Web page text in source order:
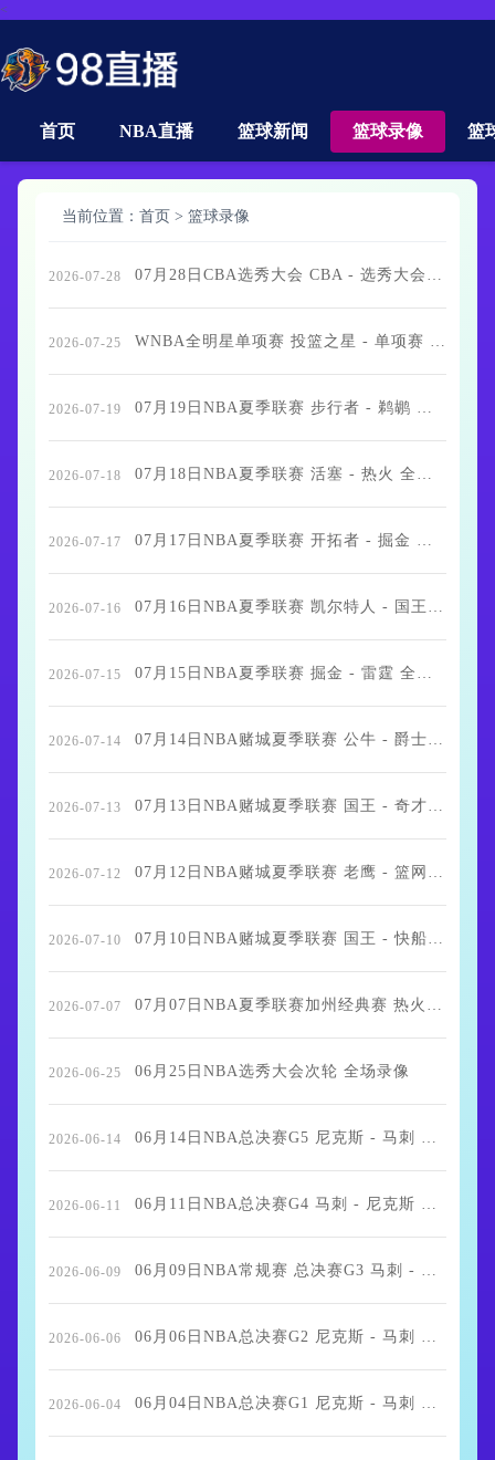
<
首页 NBA直播 篮球新闻 篮球录像 篮
当前位置： 首页 > 篮球录像
2026-07-28 07月28日CBA选秀大会 CBA - 选秀大会 全场录像
2026-07-25 WNBA全明星单项赛 投篮之星 - 单项赛 全场录像
2026-07-19 07月19日NBA夏季联赛 步行者 - 鹈鹕 全场录像
2026-07-18 07月18日NBA夏季联赛 活塞 - 热火 全场录像
2026-07-17 07月17日NBA夏季联赛 开拓者 - 掘金 全场录像
2026-07-16 07月16日NBA夏季联赛 凯尔特人 - 国王 全场录像
2026-07-15 07月15日NBA夏季联赛 掘金 - 雷霆 全场录像
2026-07-14 07月14日NBA赌城夏季联赛 公牛 - 爵士 全场录像
2026-07-13 07月13日NBA赌城夏季联赛 国王 - 奇才 全场录像
2026-07-12 07月12日NBA赌城夏季联赛 老鹰 - 篮网 全场录像
2026-07-10 07月10日NBA赌城夏季联赛 国王 - 快船 全场录像
2026-07-07 07月07日NBA夏季联赛加州经典赛 热火 - 勇士 全场录像
2026-06-25 06月25日NBA选秀大会次轮 全场录像
2026-06-14 06月14日NBA总决赛G5 尼克斯 - 马刺 全场录像
2026-06-11 06月11日NBA总决赛G4 马刺 - 尼克斯 全场录像
2026-06-09 06月09日NBA常规赛 总决赛G3 马刺 - 尼克斯 全场录像
2026-06-06 06月06日NBA总决赛G2 尼克斯 - 马刺 全场录像
2026-06-04 06月04日NBA总决赛G1 尼克斯 - 马刺 全场录像